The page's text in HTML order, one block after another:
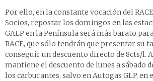
Por ello, en la constante vocación del
Socios, repostar los domingos en las
GALP en la Península será más barato
RACE, que sólo tendrán que presentar su
conseguir un descuento directo de 8cts/l.
mantiene el descuento de lunes a sábado
los carburantes, salvo en Autogas GLP, en